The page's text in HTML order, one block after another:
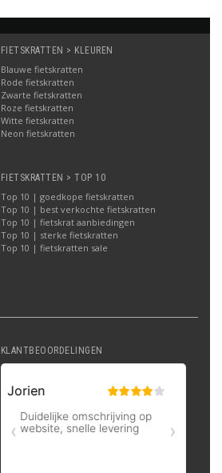
FIETSKRATTEN > KLEUREN
Blauwe fietskratten
Rode fietskratten
Zwarte fietskratten
Roze fietskratten
Witte fietskratten
Neon fietskratten
FIETSKRATTEN > TOP 10
Top 10 | goedkope fietskratten
Top 10 | best verkochte fietskratten
Top 10 | fietskrat aanbiedingen
Top 10 | sterke fietskratten
Top 10 | fietskratten sale
KLANTBEOORDELINGEN